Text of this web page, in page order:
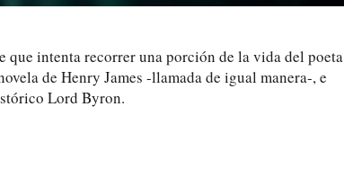
que intenta recorrer una porción de la vida del poeta
de Henry James -llamada de igual manera-, e
Lord Byron.